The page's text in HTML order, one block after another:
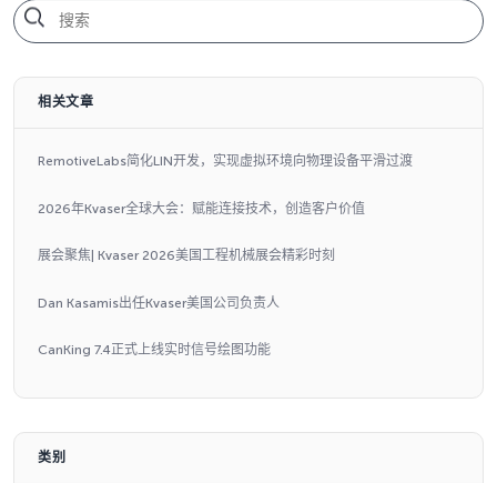
相关文章
RemotiveLabs简化LIN开发，实现虚拟环境向物理设备平滑过渡
2026年Kvaser全球大会：赋能连接技术，创造客户价值
展会聚焦| Kvaser 2026美国工程机械展会精彩时刻
Dan Kasamis出任Kvaser美国公司负责人
CanKing 7.4正式上线实时信号绘图功能
类别